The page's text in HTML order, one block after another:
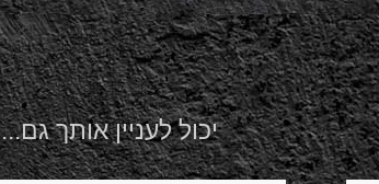
יכול לעניין אותך גם...